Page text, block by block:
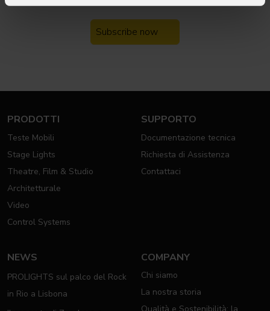
Subscribe now
PRODOTTI
Teste Mobili
Stage Lights
Theatre, Film & Studio
Architetturale
Video
Control Systems
SUPPORTO
Documentazione tecnica
Richiesta di Assistenza
Contattaci
NEWS
PROLIGHTS sul palco del Rock
in Rio a Lisbona
COMPANY
Chi siamo
La nostra storia